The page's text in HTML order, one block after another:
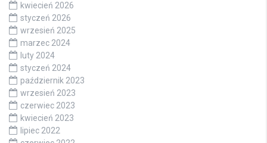
kwiecień 2026
styczeń 2026
wrzesień 2025
marzec 2024
luty 2024
styczeń 2024
październik 2023
wrzesień 2023
czerwiec 2023
kwiecień 2023
lipiec 2022